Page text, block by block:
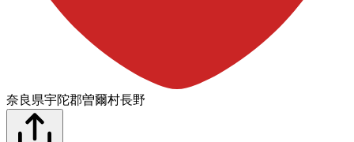
奈良県宇陀郡曽爾村長野